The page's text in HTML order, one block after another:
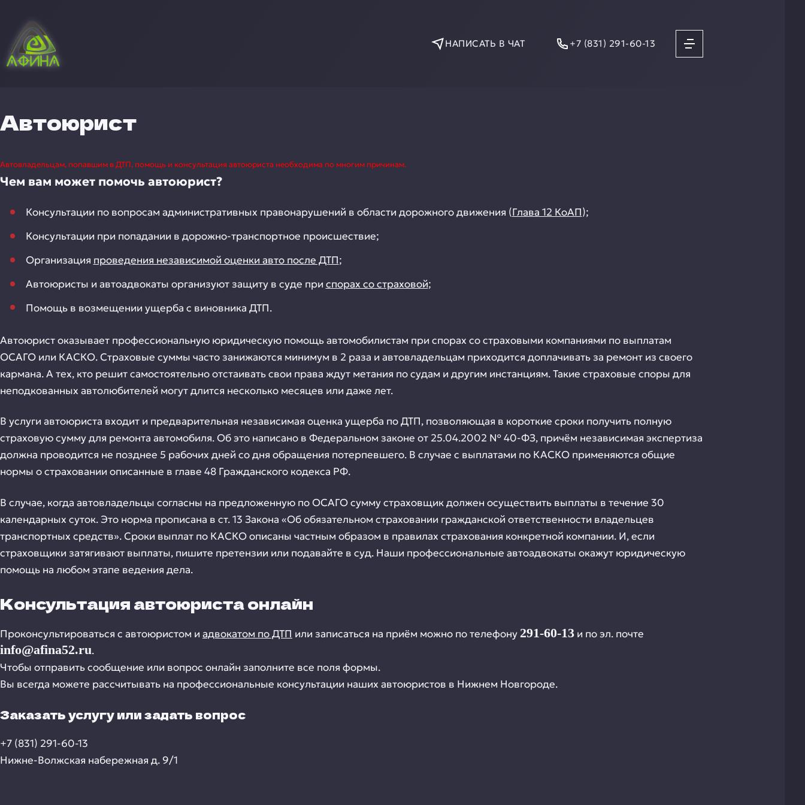
НАПИСАТЬ В ЧАТ +7 (831) 291-60-13
Автоюрист
Автовладельцам, попавшим в ДТП, помощь и консультация автоюриста необходима по многим причинам.
Чем вам может помочь автоюрист?
Консультации по вопросам административных правонарушений в области дорожного движения (Глава 12 КоАП);
Консультации при попадании в дорожно-транспортное происшествие;
Организация проведения независимой оценки авто после ДТП;
Автоюристы и автоадвокаты организуют защиту в суде при спорах со страховой;
Помощь в возмещении ущерба с виновника ДТП.
Автоюрист оказывает профессиональную юридическую помощь автомобилистам при спорах со страховыми компаниями по выплатам
ОСАГО или КАСКО. Страховые суммы часто занижаются минимум в 2 раза и автовладельцам приходится доплачивать за ремонт из своего
кармана. А тех, кто решит самостоятельно отстаивать свои права ждут метания по судам и другим инстанциям. Такие страховые споры для
неподкованных автолюбителей могут длится несколько месяцев или даже лет.
В услуги автоюриста входит и предварительная независимая оценка ущерба по ДТП, позволяющая в короткие сроки получить полную
страховую сумму для ремонта автомобиля. Об это написано в Федеральном законе от 25.04.2002 № 40-ФЗ, причём независимая экспертиза
должна проводится не позднее 5 рабочих дней со дня обращения потерпевшего. В случае с выплатами по КАСКО применяются общие
нормы о страховании описанные в главе 48 Гражданского кодекса РФ.
В случае, когда автовладельцы согласны на предложенную по ОСАГО сумму страховщик должен осуществить выплаты в течение 30
календарных суток. Это норма прописана в ст. 13 Закона «Об обязательном страховании гражданской ответственности владельцев
транспортных средств». Сроки выплат по КАСКО описаны частным образом в правилах страхования конкретной компании. И, если
страховщики затягивают выплаты, пишите претензии или подавайте в суд. Наши профессиональные автоадвокаты окажут юридическую
помощь на любом этапе ведения дела.
Консультация автоюриста онлайн
Проконсультироваться с автоюристом и адвокатом по ДТП или записаться на приём можно по телефону 291-60-13 и по эл. почте
info@afina52.ru.
Чтобы отправить сообщение или вопрос онлайн заполните все поля формы.
Вы всегда можете рассчитывать на профессиональные консультации наших автоюристов в Нижнем Новгороде.
Заказать услугу или задать вопрос
+7 (831) 291-60-13
Нижне-Волжская набережная д. 9/1